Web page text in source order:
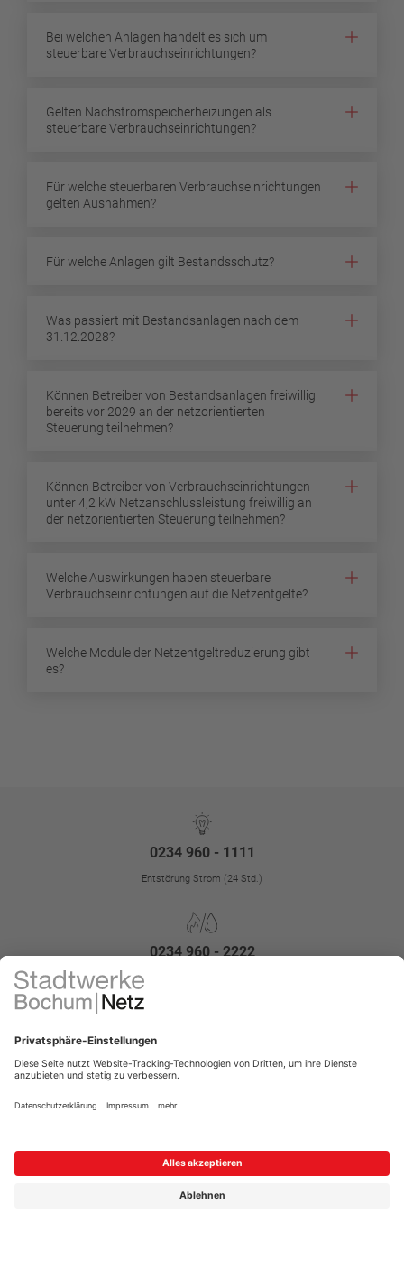
Bei welchen Anlagen handelt es sich um
steuerbare Verbrauchseinrichtungen?
Gelten Nachstromspeicherheizungen als
steuerbare Verbrauchseinrichtungen?
Für welche steuerbaren Verbrauchseinrichtungen
gelten Ausnahmen?
Für welche Anlagen gilt Bestandsschutz?
Was passiert mit Bestandsanlagen nach dem
31.12.2028?
Können Betreiber von Bestandsanlagen freiwillig
bereits vor 2029 an der netzorientierten
Steuerung teilnehmen?
Können Betreiber von Verbrauchseinrichtungen
unter 4,2 kW Netzanschlussleistung freiwillig an
der netzorientierten Steuerung teilnehmen?
Welche Auswirkungen haben steuerbare
Verbrauchseinrichtungen auf die Netzentgelte?
Welche Module der Netzentgeltreduzierung gibt
es?
0234 960 - 1111
Entstörung Strom (24 Std.)
0234 960 - 2222
Entstörung Gas/Wasser (24 Std.)
Kontakt Impressum
Datenschutz-Einstellungen
Kontrast erhöhen
Barrierefreiheit
Vertrag widerrufen
Menü für Barrierefreiheit öffnen